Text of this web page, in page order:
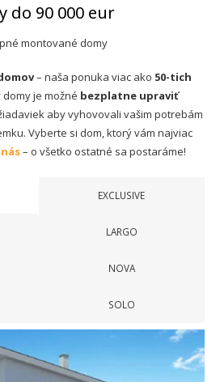
do 90 000 eur
montované domy
– naša ponuka viac ako 50-tich
domy je možné bezplatne upraviť
aby vyhovovali vašim potrebám
Vyberte si dom, ktorý vám najviac
– o všetko ostatné sa postaráme!
EXCLUSIVE
LARGO
NOVA
SOLO